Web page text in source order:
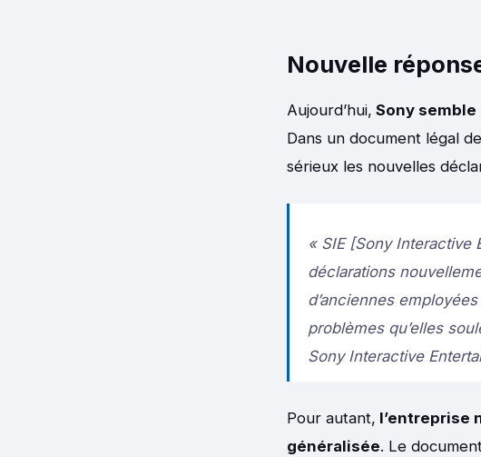
Nouvelle
Aujourd’hui, Sony
Dans un document légal
sérieux les nouvelles
« SIE [Sony Interactive
déclarations
d’anciennes
problèmes qu’elles
Sony Interactive
Pour autant, l’entreprise
généralisée. Le